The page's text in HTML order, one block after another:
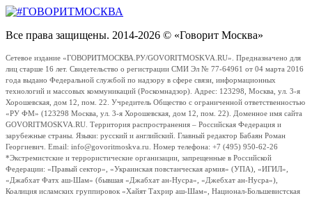
Все права защищены. 2014-2026 © «Говорит Москва»
Сетевое издание «ГОВОРИТМОСКВА.РУ/GOVORITMOSKVA.RU». Предназначено для
лиц старше 16 лет. Свидетельство о регистрации СМИ Эл № 77-64961 от 04 марта 2016
года выдано Федеральной службой по надзору в сфере связи, информационных
технологий и массовых коммуникаций (Роскомнадзор). Адрес: 123298, Москва, ул. 3-я
Хорошевская, дом 12, пом. 22. Учредитель Общество с ограниченной ответственностью
«РУ ФМ» (123298 Москва, ул. 3-я Хорошевская, дом 12, пом. 22). Доменное имя сайта
GOVORITMOSKVA.RU. Территория распространения – Российская Федерация и
зарубежные страны. Языки: русский и английский. Главный редактор Бабаян Роман
Георгиевич. Email: info@govoritmoskva.ru. Номер телефона: +7 (495) 950-62-26
*Экстремистские и террористические организации, запрещенные в Российской
Федерации: «Правый сектор», «Украинская повстанческая армия» (УПА), «ИГИЛ»,
«Джабхат Фатх аш-Шам» (бывшая «Джабхат ан-Нусра», «Джебхат ан-Нусра»),
Коалиция исламских группировок «Хайят Тахрир аш-Шам», Национал-Большевистская